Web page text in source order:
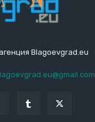
Blagoevgrad.eu